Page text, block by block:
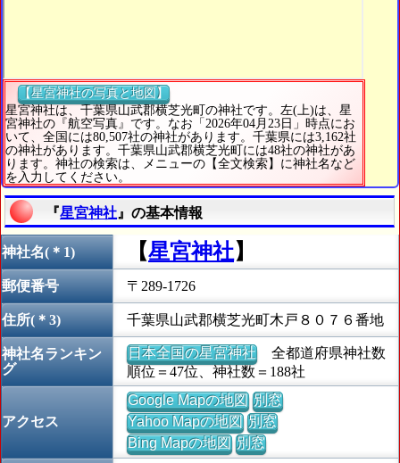
【星宮神社の写真と地図】
星宮神社は、千葉県山武郡横芝光町の神社です。左(上)は、星
宮神社の『航空写真』です。なお「2026年04月23日」時点にお
いて、全国には80,507社の神社があります。千葉県には3,162社
の神社があります。千葉県山武郡横芝光町には48社の神社があ
ります。神社の検索は、メニューの【全文検索】に神社名など
を入力してください。
『星宮神社 』の基本情報
神社名(＊1) 【星宮神社】
郵便番号 〒289-1726
住所(＊3) 千葉県山武郡横芝光町木戸８０７６番地
神社名ランキン
グ
日本全国の星宮神社全都道府県神社数
順位＝47位、神社数＝188社
アクセス
Google Mapの地図 別窓
Yahoo Mapの地図 別窓
Bing Mapの地図 別窓